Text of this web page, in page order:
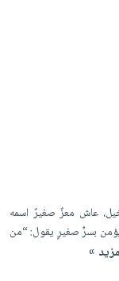
عاش معزٌ صغيرٌ اسمه
بسرٍّ صغيرٍ يقول: “من
»